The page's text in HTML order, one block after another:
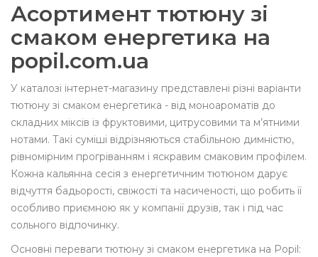
Асортимент тютюну зі
смаком енергетика на
popil.com.ua
У каталозі інтернет-магазину представлені різні варіанти
тютюну зі смаком енергетика - від моноароматів до
складних міксів із фруктовими, цитрусовими та м’ятними
нотами. Такі суміші відрізняються стабільною димністю,
рівномірним прогріванням і яскравим смаковим профілем.
Кожна кальянна сесія з енергетичним тютюном дарує
відчуття бадьорості, свіжості та насиченості, що робить її
особливо приємною як у компанії друзів, так і під час
сольного відпочинку.
Основні переваги тютюну зі смаком енергетика на Popil: